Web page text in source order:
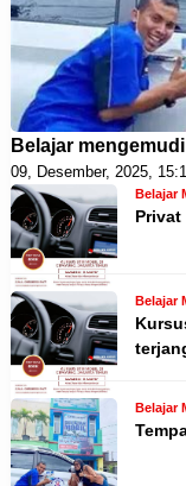
Belajar
09, Desember, 2025,
Belajar
Belajar
Belajar